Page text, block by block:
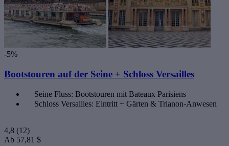
-5%
Bootstouren auf der Seine + Schloss Versailles
Seine Fluss: Bootstouren mit Bateaux Parisiens
Schloss Versailles: Eintritt + Gärten & Trianon-Anwesen
4,8 (12)
Ab 57,81 $